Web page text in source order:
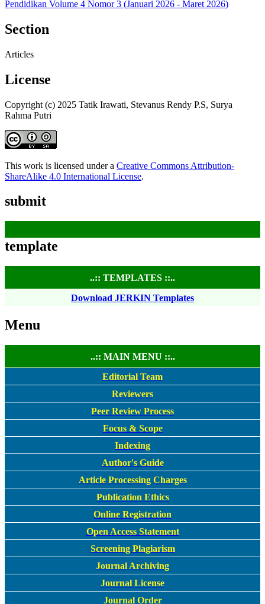
Pendidikan Volume 4 Nomor 3 (Januari 2026 - Maret 2026)
Section
Articles
License
Copyright (c) 2025 Tatik Irawati, Stevanus Rendy P.S, Surya
Rahma Putri
This work is licensed under a Creative Commons Attribution-
ShareAlike 4.0 International License.
submit
template
..:: TEMPLATES ::..
Download JERKIN Templates
Menu
..:: MAIN MENU ::..
Editorial Team
Reviewers
Peer Review Process
Focus & Scope
Indexing
Author's Guide
Article Processing Charges
Publication Ethics
Online Registration
Open Access Statement
Screening Plagiarism
Journal Archiving
Journal License
Journal Order